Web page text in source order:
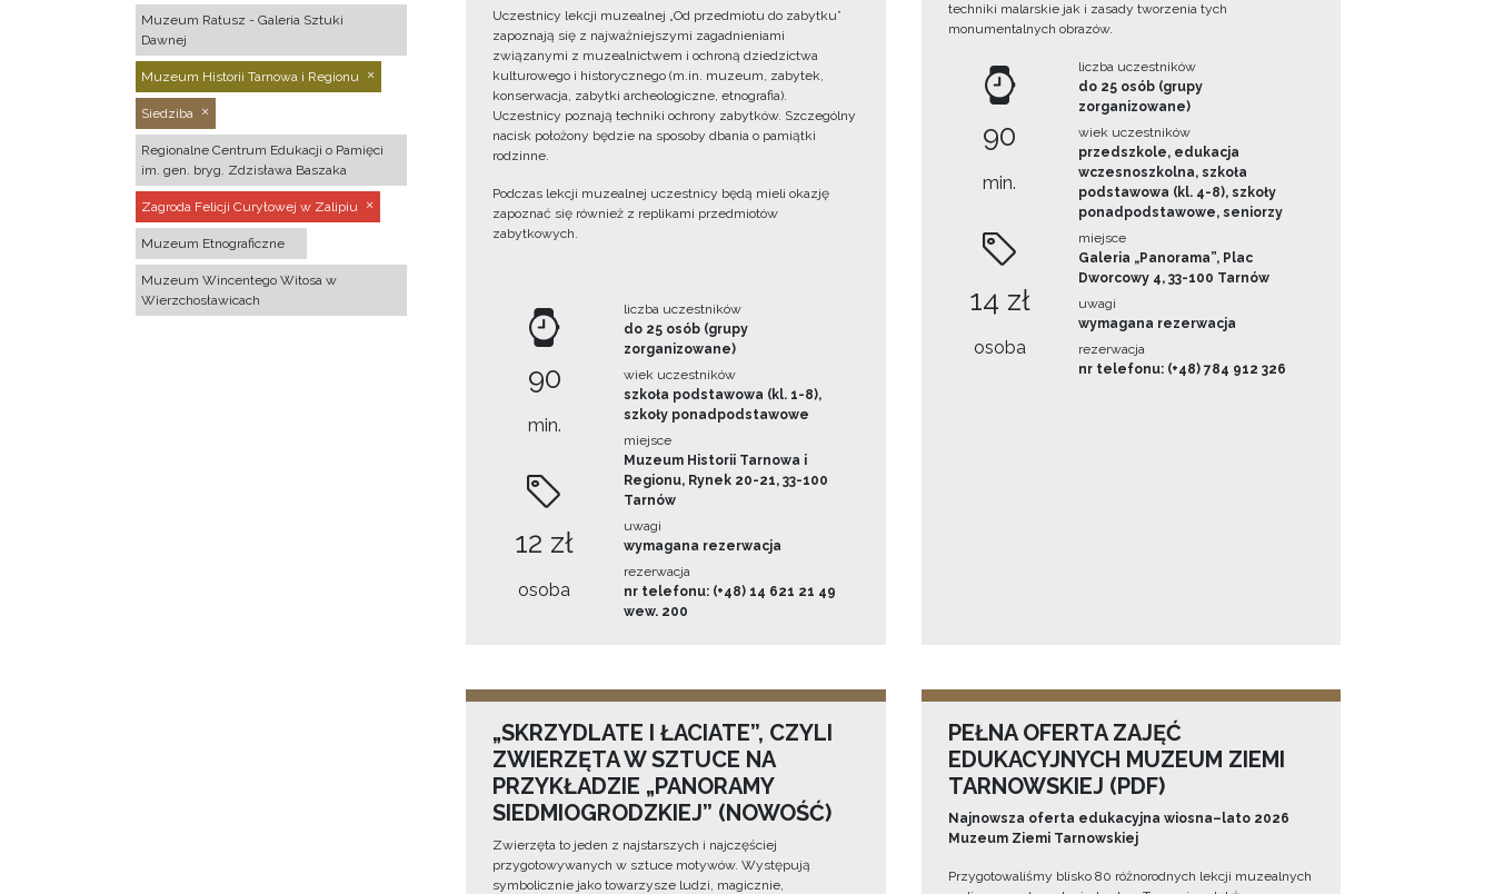
Muzeum Ratusz - Galeria Sztuki
Dawnej
Muzeum Historii Tarnowa i Regionu
Siedziba
Regionalne Centrum Edukacji o Pamięci
im. gen. bryg. Zdzisława Baszaka
Zagroda Felicji Curyłowej w Zalipiu
Muzeum Etnograficzne
Muzeum Wincentego Witosa w
Wierzchosławicach
Uczestnicy lekcji muzealnej „Od przedmiotu do zabytku”
zapoznają się z najważniejszymi zagadnieniami
związanymi z muzealnictwem i ochroną dziedzictwa
kulturowego i historycznego (m.in. muzeum, zabytek,
konserwacja, zabytki archeologiczne, etnografia).
Uczestnicy poznają techniki ochrony zabytków. Szczególny
nacisk położony będzie na sposoby dbania o pamiątki
rodzinne.
Podczas lekcji muzealnej uczestnicy będą mieli okazję
zapoznać się również z replikami przedmiotów
zabytkowych.
90
min.
12 zł
osoba
liczba uczestników
do 25 osób (grupy
zorganizowane)
wiek uczestników
szkoła podstawowa (kl. 1-8),
szkoły ponadpodstawowe
miejsce
Muzeum Historii Tarnowa i
Regionu, Rynek 20-21, 33-100
Tarnów
uwagi
wymagana rezerwacja
rezerwacja
nr telefonu: (+48) 14 621 21 49
wew. 200
techniki malarskie jak i zasady tworzenia tych
monumentalnych obrazów.
90
min.
14 zł
osoba
liczba uczestników
do 25 osób (grupy
zorganizowane)
wiek uczestników
przedszkole, edukacja
wczesnoszkolna, szkoła
podstawowa (kl. 4-8), szkoły
ponadpodstawowe, seniorzy
miejsce
Galeria „Panorama”, Plac
Dworcowy 4, 33-100 Tarnów
uwagi
wymagana rezerwacja
rezerwacja
nr telefonu: (+48) 784 912 326
„SKRZYDLATE I ŁACIATE”, CZYLI
ZWIERZĘTA W SZTUCE NA
PRZYKŁADZIE „PANORAMY
SIEDMIOGRODZKIEJ” (NOWOŚĆ)
Zwierzęta to jeden z najstarszych i najczęściej
przygotowywanych w sztuce motywów. Występują
symbolicznie jako towarzysze ludzi, magicznie,
PEŁNA OFERTA ZAJĘĆ
EDUKACYJNYCH MUZEUM ZIEMI
TARNOWSKIEJ (PDF)
Najnowsza oferta edukacyjna wiosna–lato 2026
Muzeum Ziemi Tarnowskiej
Przygotowaliśmy blisko 80 różnorodnych lekcji muzealnych